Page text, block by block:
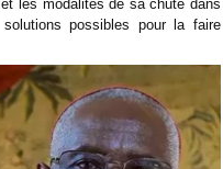
les modalités de sa chute dans
possibles pour la faire